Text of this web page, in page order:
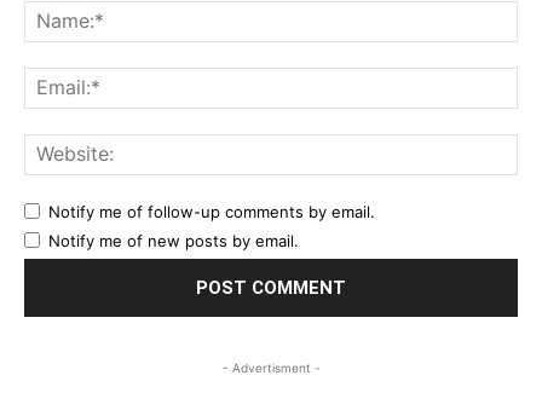
Notify me of follow-up comments by email.
Notify me of new posts by email.
- Advertisment -